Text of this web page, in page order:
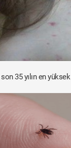
35 yılın en